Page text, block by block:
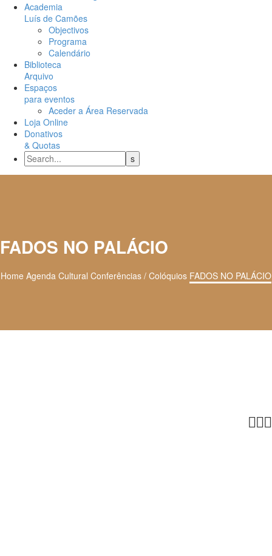
Academia
Luís de Camões
Objectivos
Programa
Calendário
Biblioteca
Arquivo
Espaços
para eventos
Aceder a Área Reservada
Loja Online
Donativos
& Quotas
FADOS NO PALÁCIO
Home Agenda Cultural Conferências / Colóquios FADOS NO PALÁCIO
